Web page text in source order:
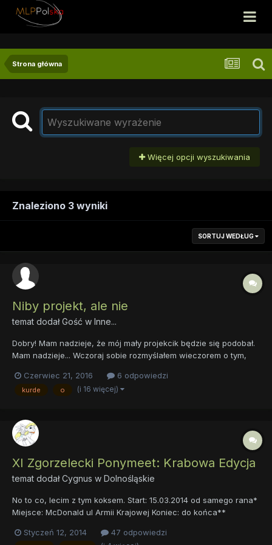
Strona główna
Więcej opcji wyszukiwania
Znaleziono 3 wyniki
SORTUJ WEDŁUG
Niby projekt, ale nie
temat dodał Gość w Inne...
Dobry! Mam nadzieje, że mój mały projekcik będzie się podobał.
Mam nadzieje... Wczoraj sobie rozmyślałem wieczorem o tym,
gest. No i po dłuuuuuuugim zastanowieniu publikuje mapę. Dość
nietypową mapę na, której zaznaczyłem yyy kucyki....
Czerwiec 21, 2016 6 odpowiedzi
kurde o (i 16 więcej)
XI Zgorzelecki Ponymeet: Krabowa Edycja
temat dodałCygnus w Dolnośląskie
No to co, lecim z tym koksem. Start: 15.03.2014 od samego rana*
Miejsce: McDonald ul Armii Krajowej Koniec: do końca**
Esiek wczoraj Magię i Miecz. ------------------------ *rekordziści
Styczeń 12, 2014 47 odpowiedzi